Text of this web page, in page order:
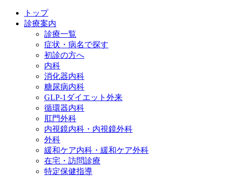
トップ
診療案内
診療一覧
症状・病名で探す
初診の方へ
内科
消化器内科
糖尿病内科
GLP‐1ダイエット外来
循環器内科
肛門外科
内視鏡内科・内視鏡外科
外科
緩和ケア内科・緩和ケア外科
在宅・訪問診療
特定保健指導